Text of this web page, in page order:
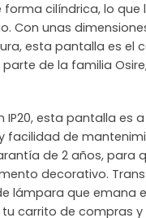
cilíndrica, lo
Con unas
esta pantalla es el
de la familia
esta pantalla es
facilidad de
de 2 años, para
decorativo.
lámpara que emana
carrito de compras